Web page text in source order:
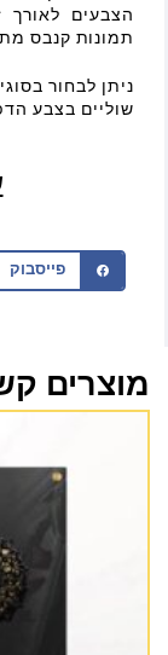
הצבעים לאורך
תמונות קנבס
ניתן לבחור
שוליים בצבע
פייסבוק
מוצרים